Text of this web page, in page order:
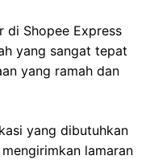
di Shopee Express
yang sangat tepat
yang ramah dan
yang dibutuhkan
lamaran